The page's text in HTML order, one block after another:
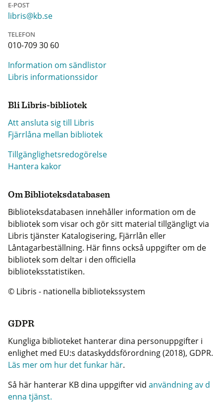
E-POST
libris@kb.se
TELEFON
010-709 30 60
Information om sändlistor
Libris informationssidor
Bli Libris-bibliotek
Att ansluta sig till Libris
Fjärrlåna mellan bibliotek
Tillgänglighetsredogörelse
Hantera kakor
Om Biblioteksdatabasen
Biblioteksdatabasen innehåller information om de
bibliotek som visar och gör sitt material tillgängligt via
Libris tjänster Katalogisering, Fjärrlån eller
Låntagarbeställning. Här finns också uppgifter om de
bibliotek som deltar i den officiella
biblioteksstatistiken.
© Libris - nationella bibliotekssystem
GDPR
Kungliga biblioteket hanterar dina personuppgifter i
enlighet med EU:s dataskyddsförordning (2018), GDPR.
Läs mer om hur det funkar här.
Så här hanterar KB dina uppgifter vid användning av d
enna tjänst.